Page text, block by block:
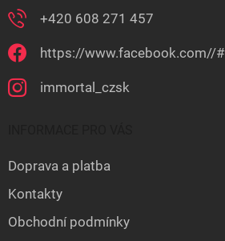
+420 608 271 457
https://www.facebook.com//#
immortal_czsk
Doprava a platba
Kontakty
Obchodní podmínky